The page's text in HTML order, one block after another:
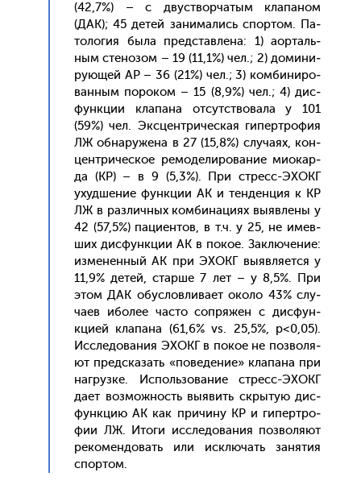
(42,7%) – с двус­твор­ча­тым кла­паном
(ДАК); 45 де­тей за­нима­лись спор­том. Па­
толо­гия бы­ла пред­став­ле­на: 1) а­ор­таль­
ным сте­нозом – 19 (11,1%) чел.; 2) до­мини­
ру­ющей АР – 36 (21%) чел.; 3) ком­би­ниро­
ван­ным по­роком – 15 (8,9%) чел.; 4) дис­
фун­кции кла­пана от­сутс­тво­вала у 101
(59%) чел. Эк­сцентри­чес­кая ги­пер­тро­фия
ЛЖ об­на­руже­на в 27 (15,8%) слу­ча­ях, кон­
цен­три­чес­кое ре­моде­лиро­вание ми­окар­
да (КР) – в 9 (5,3%). При стресс-ЭХОКГ
ухуд­ше­ние фун­кции АК и тен­денция к КР
ЛЖ в раз­личных ком­би­наци­ях вы­яв­ле­ны у
42 (57,5%) па­ци­ен­тов, в т.ч. у 25, не имев­
ших дис­фун­кции АК в по­кое. Зак­лю­чение:
из­ме­нен­ный АК при ЭХОКГ вы­яв­ля­ет­ся у
11,9% де­тей, стар­ше 7 лет – у 8,5%. При
этом ДАК обус­ловли­ва­ет око­ло 43% слу­
ча­ев ибо­лее час­то соп­ря­жен с дис­фун­
кци­ей кла­пана (61,6% vs. 25,5%, p<0,05).
Ис­сле­дова­ния ЭХОКГ в по­кое не поз­во­ля­
ют пред­ска­зать «по­веде­ние» кла­пана при
наг­рузке. Ис­поль­зо­вание стресс-ЭХОКГ
да­ет воз­можность вы­явить скры­тую дис­
фун­кцию АК как при­чину КР и ги­пер­тро­
фии ЛЖ. Ито­ги ис­сле­дова­ния поз­во­ля­ют
ре­комен­до­вать или ис­клю­чать за­нятия
спор­том.